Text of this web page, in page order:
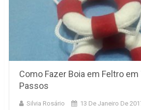
Como Fazer Boia em Feltro
Passos
Silvia Rosário 13 De Janeiro De